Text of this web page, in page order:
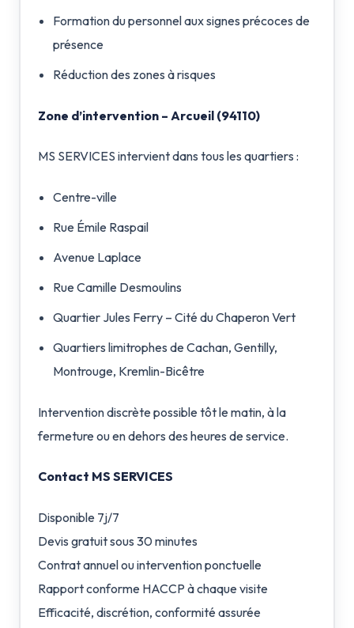
Formation du personnel aux signes précoces de
présence
Réduction des zones à risques
Zone d’intervention – Arcueil (94110)
MS SERVICES intervient dans tous les quartiers :
Centre-ville
Rue Émile Raspail
Avenue Laplace
Rue Camille Desmoulins
Quartier Jules Ferry – Cité du Chaperon Vert
Quartiers limitrophes de Cachan, Gentilly,
Montrouge, Kremlin-Bicêtre
Intervention discrète possible tôt le matin, à la
fermeture ou en dehors des heures de service.
Contact MS SERVICES
Disponible 7j/7
Devis gratuit sous 30 minutes
Contrat annuel ou intervention ponctuelle
Rapport conforme HACCP à chaque visite
Efficacité, discrétion, conformité assurée